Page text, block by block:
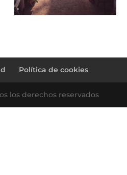
Política de cookies
los derechos reservados